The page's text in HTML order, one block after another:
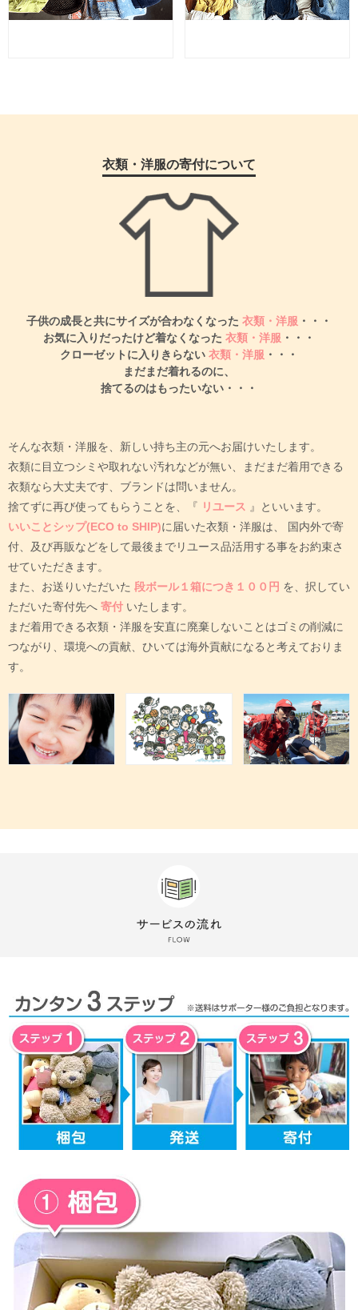
衣類・洋服の寄付について
子供の成長と共にサイズが合わなくなった 衣類・洋服 ・・・
お気に入りだったけど着なくなった 衣類・洋服 ・・・
クローゼットに入りきらない 衣類・洋服 ・・・
まだまだ着れるのに、
捨てるのはもったいない・・・
そんな衣類・洋服を、新しい持ち主の元へお届けいたします。
衣類に目立つシミや取れない汚れなどが無い、まだまだ着用できる
衣類なら大丈夫です、ブランドは問いません。
捨てずに再び使ってもらうことを、『 リユース 』といいます。
いいことシップ(ECO to SHIP)に届いた衣類・洋服は、
国内外で寄
付、及び再販などをして最後までリユース品活用する事をお約束さ
せていただきます。
また、お送りいただいた 段ボール１箱につき１００円 を、択してい
ただいた寄付先へ 寄付 いたします。
まだ着用できる衣類・洋服を安直に廃棄しないことはゴミの削減に
つながり、環境への貢献、ひいては海外貢献になると考えておりま
す。